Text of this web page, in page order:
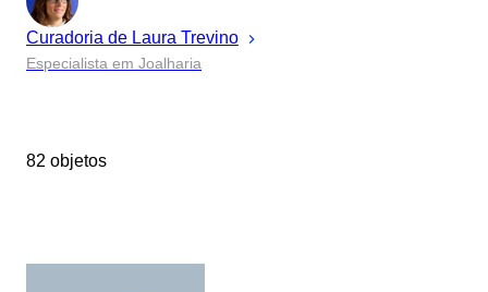
Curadoria de Laura Trevino
Especialista em Joalharia
82 objetos